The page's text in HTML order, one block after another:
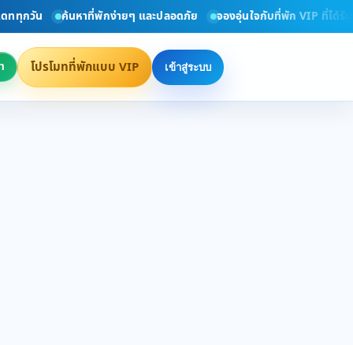
กวัน ค้นหาที่พักง่ายๆ และปลอดภัย จองอุ่นใจกับที่พัก VIP ที่ได้รับก
โปรโมทที่พักแบบ VIP เข้าสู่ระบบ